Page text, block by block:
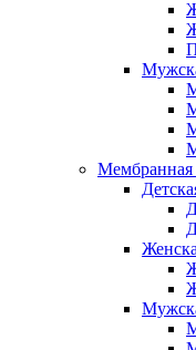
Мембранная